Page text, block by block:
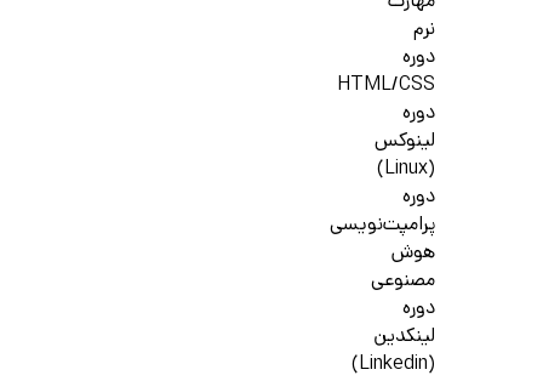
نرم
دوره
HTML/CSS
دوره
لینوکس
(Linux)
دوره
پرامپت‌نویسی
هوش
مصنوعی
دوره
لینکدین
(Linkedin)